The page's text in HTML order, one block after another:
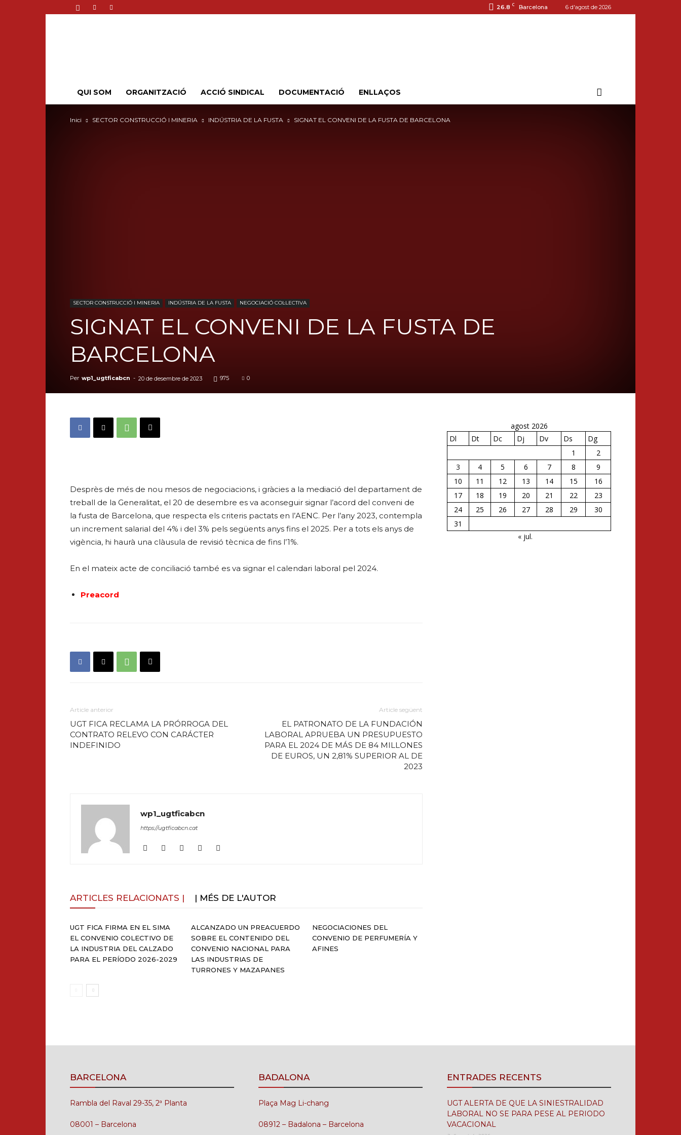
26.8 C Barcelona 6 d'agost de 2026
QUI SOM ORGANITZACIÓ ACCIÓ SINDICAL DOCUMENTACIÓ ENLLAÇOS
Inici SECTOR CONSTRUCCIÓ I MINERIA INDÚSTRIA DE LA FUSTA SIGNAT EL CONVENI DE LA FUSTA DE BARCELONA
SECTOR CONSTRUCCIÓ I MINERIA INDÚSTRIA DE LA FUSTA NEGOCIACIÓ COL·LECTIVA
SIGNAT EL CONVENI DE LA FUSTA DE
BARCELONA
Per wp1_ugtficabcn - 20 de desembre de 2023 975 0
Desprès de més de nou mesos de negociacions, i gràcies a la mediació del departament de
treball de la Generalitat, el 20 de desembre es va aconseguir signar l’acord del conveni de
la fusta de Barcelona, que respecta els criteris pactats en l’AENC. Per l’any 2023, contempla
un increment salarial del 4% i del 3% pels següents anys fins el 2025. Per a tots els anys de
vigència, hi haurà una clàusula de revisió tècnica de fins l’1%.
En el mateix acte de conciliació també es va signar el calendari laboral pel 2024.
Preacord
Article anterior
UGT FICA RECLAMA LA PRÓRROGA DEL
CONTRATO RELEVO CON CARÁCTER
INDEFINIDO
Article següent
EL PATRONATO DE LA FUNDACIÓN
LABORAL APRUEBA UN PRESUPUESTO
PARA EL 2024 DE MÁS DE 84 MILLONES
DE EUROS, UN 2,81% SUPERIOR AL DE
2023
wp1_ugtficabcn
https://ugtficabcn.cat
ARTICLES RELACIONATS | | MÉS DE L'AUTOR
UGT FICA FIRMA EN EL SIMA
EL CONVENIO COLECTIVO DE
LA INDUSTRIA DEL CALZADO
PARA EL PERÍODO 2026-2029
ALCANZADO UN PREACUERDO
SOBRE EL CONTENIDO DEL
CONVENIO NACIONAL PARA
LAS INDUSTRIAS DE
TURRONES Y MAZAPANES
NEGOCIACIONES DEL
CONVENIO DE PERFUMERÍA Y
AFINES
agost 2026
Dl
Dt Dc Dj Dv Ds
Dg
1
2
3
4 5 6 7 8
9
10
11 12 13 14 15
16
17
18 19 20 21 22
23
24
25 26 27 28 29
30
31
« jul.
BARCELONA
Rambla del Raval 29-35, 2ª Planta
08001 – Barcelona
BADALONA
Plaça Mag Li-chang
08912 – Badalona – Barcelona
ENTRADES RECENTS
UGT ALERTA DE QUE LA SINIESTRALIDAD
LABORAL NO SE PARA PESE AL PERIODO
VACACIONAL